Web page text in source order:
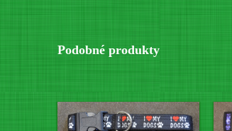
Podobné produkty